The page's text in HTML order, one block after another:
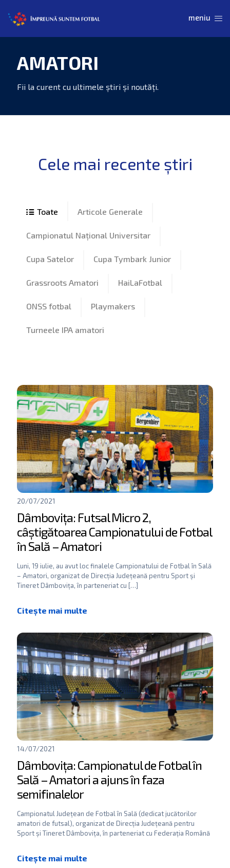
AMATORI
Articole Generale
Campionatul Național Universitar
Cupa Satelor Cupa Tymbark Junior
Grassroots Amatori HaiLaFotbal
ONSS fotbal Playmakers
Turneele IPA amatori
20/07/2021
Dâmbovița: Futsal Micro 2,
câștigătoarea Campionatului de Fotbal
în Sală – Amatori
Luni, 19 iulie, au avut loc finalele Campionatului de Fotbal în Sală
– Amatori, organizat de Direcția Județeană pentru Sport și
Tineret Dâmbovița, în parteneriat cu […]
14/07/2021
Dâmbovița: Campionatul de Fotbal în
Sală – Amatori a ajuns în faza
semifinalelor
Campionatul Județean de Fotbal în Sală (dedicat jucătorilor
amatori de futsal), organizat de Direcția Județeană pentru
Sport și Tineret Dâmbovița, în parteneriat cu Federația Română